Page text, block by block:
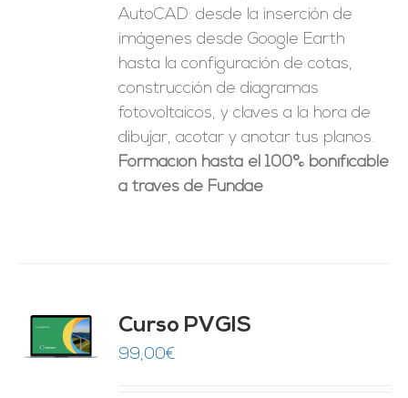
AutoCAD: desde la inserción de
imágenes desde Google Earth
hasta la configuración de cotas,
construcción de diagramas
fotovoltaicos, y claves a la hora de
dibujar, acotar y anotar tus planos.
Formación hasta el 100% bonificable
a través de Fundae
Curso PVGIS
99,00€